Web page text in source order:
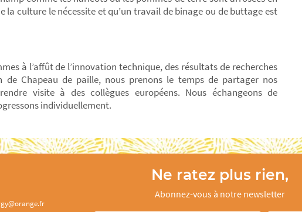
la culture le nécessite et qu’un travail de binage ou de buttage est
à l’affût de l’innovation technique, des résultats de recherches
de Chapeau de paille, nous prenons le temps de partager nos
visite à des collègues européens. Nous échangeons de
individuellement.
Ne ratez plus rien,
Abonnez-vous à notre newsletter